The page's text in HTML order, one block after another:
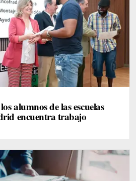
alumnos de las escuelas
encuentra trabajo